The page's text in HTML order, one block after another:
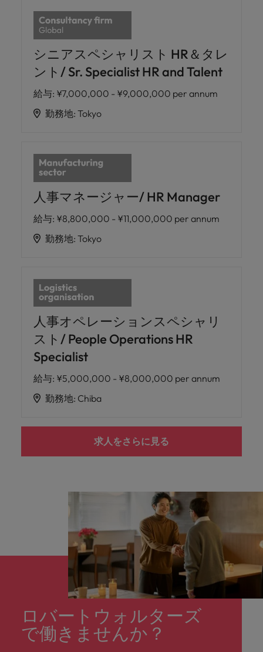
シニアスペシャリスト HR＆タレ
ント/ Sr. Specialist HR and Talent
給与: ¥7,000,000 - ¥9,000,000 per annum
勤務地: Tokyo
人事マネージャー/ HR Manager
給与: ¥8,800,000 - ¥11,000,000 per annum
勤務地: Tokyo
人事オペレーションスペシャリ
スト/ People Operations HR
Specialist
給与: ¥5,000,000 - ¥8,000,000 per annum
勤務地: Chiba
求人をさらに見る
ロバートウォルターズ
で働きませんか？